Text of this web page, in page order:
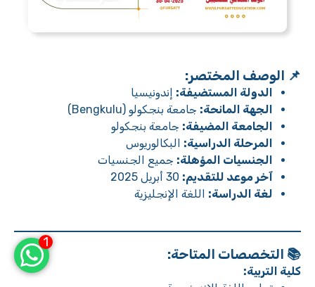
📌 الوصف المختصر:
الدولة المستضيفة: إندونيسيا
الجهة المانحة: جامعة بنجكولو (Bengkulu)
الجامعة المضيفة: جامعة بنجكولو
المرحلة الدراسية: البكالوريوس
الجنسيات المؤهلة: جميع الجنسيات
آخر موعد للتقديم:
لغة الدراسة: اللغة الإنجليزية
📚 التخصصات المتاحة:
كلية التربية:
1